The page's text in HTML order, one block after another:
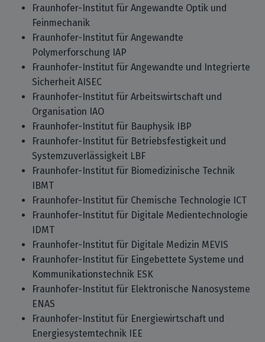
Fraunhofer-Institut für Angewandte Optik und
Feinmechanik
Fraunhofer-Institut für Angewandte
Polymerforschung IAP
Fraunhofer-Institut für Angewandte und Integrierte
Sicherheit AISEC
Fraunhofer-Institut für Arbeitswirtschaft und
Organisation IAO
Fraunhofer-Institut für Bauphysik IBP
Fraunhofer-Institut für Betriebsfestigkeit und
Systemzuverlässigkeit LBF
Fraunhofer-Institut für Biomedizinische Technik
IBMT
Fraunhofer-Institut für Chemische Technologie ICT
Fraunhofer-Institut für Digitale Medientechnologie
IDMT
Fraunhofer-Institut für Digitale Medizin MEVIS
Fraunhofer-Institut für Eingebettete Systeme und
Kommunikationstechnik ESK
Fraunhofer-Institut für Elektronische Nanosysteme
ENAS
Fraunhofer-Institut für Energiewirtschaft und
Energiesystemtechnik IEE